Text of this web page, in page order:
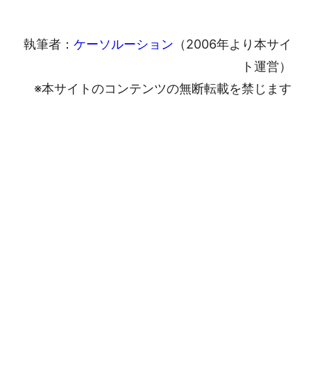
執筆者： ケーソルーション （2006年より本サイ
ト運営）
※本サイトのコンテンツの無断転載を禁じます